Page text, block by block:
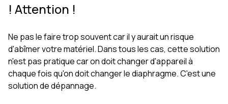
! Attention !
Ne pas le faire trop souvent car il y aurait un risque
d'abîmer votre matériel. Dans tous les cas, cette solution
n'est pas pratique car on doit changer d'appareil à
chaque fois qu'on doit changer le diaphragme. C'est une
solution de dépannage.